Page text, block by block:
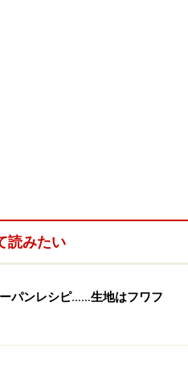
24g
106g
読みたい
パンレシピ……生地はフワフ